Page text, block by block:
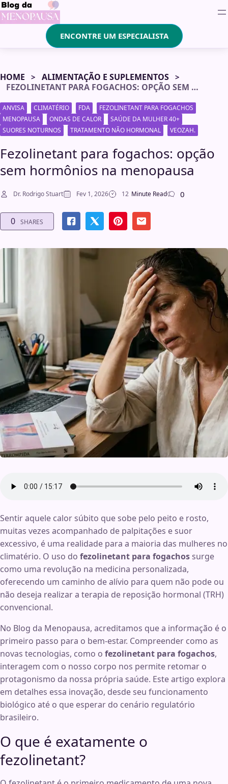
ENCONTRE UM ESPECIALISTA
HOME
ALIMENTAÇÃO E SUPLEMENTOS
FEZOLINETANT PARA FOGACHOS: OPÇÃO SEM HORMÔNIOS NA MENOPAUSA
ANVISA CLIMATÉRIO FDA
FEZOLINETANT PARA FOGACHOS
MENOPAUSA
ONDAS DE CALOR
SAÚDE DA MULHER 40+
SUORES NOTURNOS
TRATAMENTO NÃO HORMONAL VEOZAH.
Fezolinetant para fogachos: opção
sem hormônios na menopausa
Dr. Rodrigo Stuart Fev 1, 2026 12 Minute Read 0
0 SHARES
Sentir aquele calor súbito que sobe pelo peito e rosto,
muitas vezes acompanhado de palpitações e suor
excessivo, é uma realidade para a maioria das mulheres no
climatério. O uso do fezolinetant para fogachossurge
como uma revolução na medicina personalizada,
oferecendo um caminho de alívio para quem não pode ou
não deseja realizar a terapia de reposição hormonal (TRH)
convencional.
No Blog da Menopausa, acreditamos que a informação é o
primeiro passo para o bem-estar. Compreender como as
novas tecnologias, como o fezolinetant para fogachos,
interagem com o nosso corpo nos permite retomar o
protagonismo da nossa própria saúde. Este artigo explora
em detalhes essa inovação, desde seu funcionamento
biológico até o que esperar do cenário regulatório
brasileiro.
O que é exatamente o
fezolinetant?